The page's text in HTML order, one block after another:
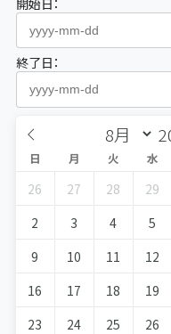
終了日：
日 月 火 水
26 27 28 29
2
3 4 5
9
10 11 12
16
17 18 19
23
24 25 26